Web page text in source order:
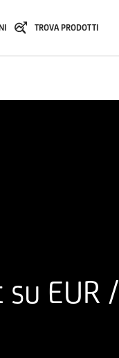
TROVA PRODOTTI
EUR